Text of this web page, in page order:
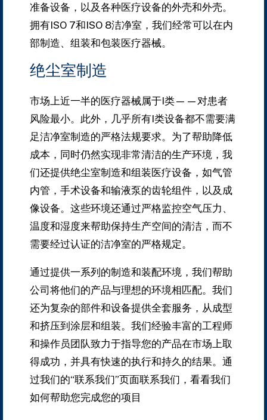
准备设备，以及各种医疗设备的外壳和外壳。
拥有ISO 7和ISO 8洁净室，我们经常可以在内
部制造、组装和包装医疗器械。
绝尘室制造
市场上近一半的医疗器械属于I类——对患者
风险最小。 此外，几乎所有I类设备都不需要满
足洁净室制造的严格法规要求。 为了帮助降低
成本，同时仍然实现非常清洁的生产环境，我
们还提供绝尘室制造和组装医疗设备，如气管
内管，手术设备和输液泵的齿轮组件，以及成
像设备。 这些环境还通过严格监控空气压力、
温度和湿度来帮助保持生产空间的清洁，而不
需要经过认证的洁净室的严格规定。
通过提供一系列的制造和装配环境，我们帮助
公司将他们的产品与理想的环境相匹配。 我们
还为复杂的部件和设备提供全套服务，从成型
和挤压到涂层和组装。 我们经验丰富的工程师
和操作员团队致力于指导您的产品在市场上取
得成功，并具有快速的执行和持久的结果。 通
过我们的“联系我们”页面联系我们，看看我们
如何帮助您完成您的项目